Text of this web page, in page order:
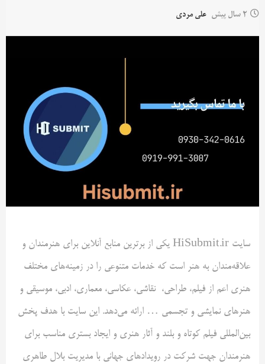
2 سال پیش علی مردی
سایت HiSubmit.ir یکی از برترین منابع آنلاین برای هنرمندان و
علاقه‌مندان به هنر است که خدمات متنوعی را در زمینه‌های مختلف
هنری اعم از فیلم، طراحی، نقاشی، عکاسی، معماری، ادبی، موسیقی و
هنرهای نمایشی و تجسمی … ارائه می‌دهد. این سایت با هدف پخش
بین‌المللی فیلم کوتاه و بلند و آثار هنری و ایجاد بستری مناسب برای
هنرمندان جهت شرکت در رویدادهای جهانی با مدیریت بلال طاهری